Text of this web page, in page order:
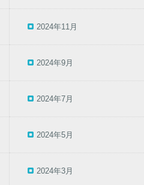
2024年11月
2024年9月
2024年7月
2024年5月
2024年3月